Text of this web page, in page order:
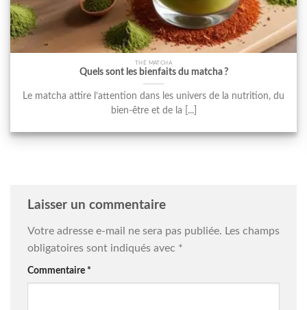
THÉ MATCHA
Quels sont les bienfaits du matcha ?
Le matcha attire l’attention dans les univers de la nutrition, du
bien-être et de la [...]
Laisser un commentaire
Votre adresse e-mail ne sera pas publiée. Les champs
obligatoires sont indiqués avec *
Commentaire *